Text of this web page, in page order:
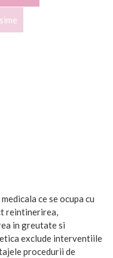
ce se ocupa cu
reintinerirea,
in greutate si
exclude interventiile
procedurii de